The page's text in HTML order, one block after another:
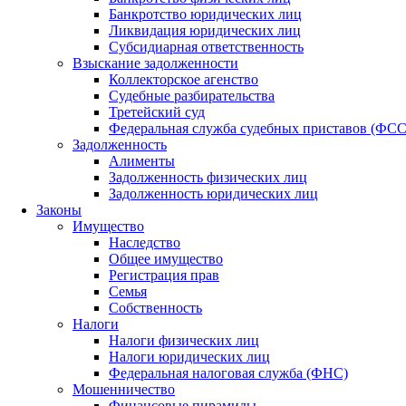
Банкротство юридических лиц
Ликвидация юридических лиц
Субсидиарная ответственность
Взыскание задолженности
Коллекторское агенство
Судебные разбирательства
Третейский суд
Федеральная служба судебных приставов
Задолженность
Алименты
Задолженность физических лиц
Задолженность юридических лиц
Законы
Имущество
Наследство
Общее имущество
Регистрация прав
Семья
Собственность
Налоги
Налоги физических лиц
Налоги юридических лиц
Федеральная налоговая служба (ФНС)
Мошенничество